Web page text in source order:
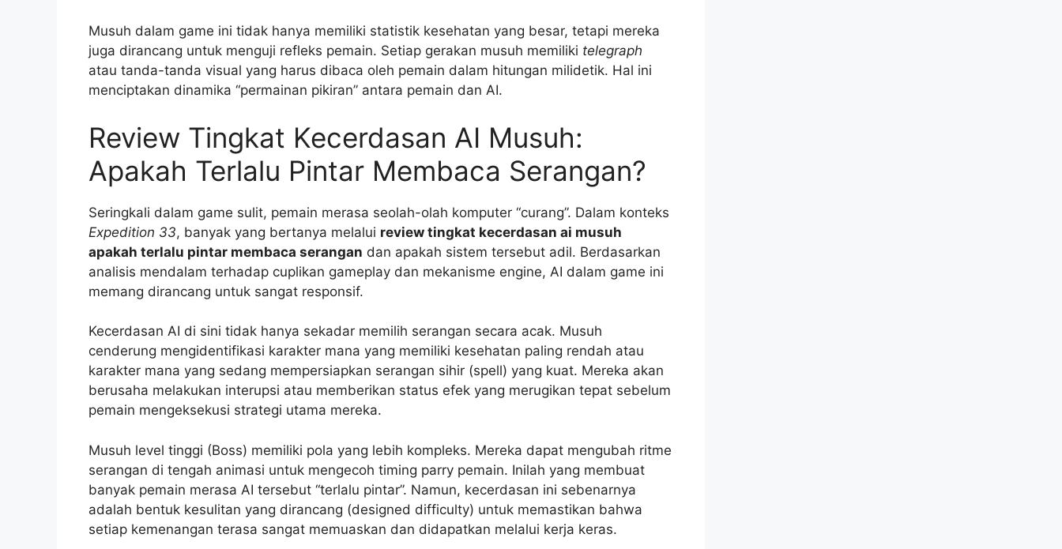
Musuh dalam game ini tidak hanya memiliki statistik kesehatan yang besar, tetapi mereka
juga dirancang untuk menguji refleks pemain. Setiap gerakan musuh memiliki telegraph
atau tanda-tanda visual yang harus dibaca oleh pemain dalam hitungan milidetik. Hal ini
menciptakan dinamika “permainan pikiran” antara pemain dan AI.
Review Tingkat Kecerdasan AI Musuh:
Apakah Terlalu Pintar Membaca Serangan?
Seringkali dalam game sulit, pemain merasa seolah-olah komputer “curang”. Dalam konteks
Expedition 33, banyak yang bertanya melalui review tingkat kecerdasan ai musuh
apakah terlalu pintar membaca serangan dan apakah sistem tersebut adil. Berdasarkan
analisis mendalam terhadap cuplikan gameplay dan mekanisme engine, AI dalam game ini
memang dirancang untuk sangat responsif.
Kecerdasan AI di sini tidak hanya sekadar memilih serangan secara acak. Musuh
cenderung mengidentifikasi karakter mana yang memiliki kesehatan paling rendah atau
karakter mana yang sedang mempersiapkan serangan sihir (spell) yang kuat. Mereka akan
berusaha melakukan interupsi atau memberikan status efek yang merugikan tepat sebelum
pemain mengeksekusi strategi utama mereka.
Musuh level tinggi (Boss) memiliki pola yang lebih kompleks. Mereka dapat mengubah ritme
serangan di tengah animasi untuk mengecoh timing parry pemain. Inilah yang membuat
banyak pemain merasa AI tersebut “terlalu pintar”. Namun, kecerdasan ini sebenarnya
adalah bentuk kesulitan yang dirancang (designed difficulty) untuk memastikan bahwa
setiap kemenangan terasa sangat memuaskan dan didapatkan melalui kerja keras.